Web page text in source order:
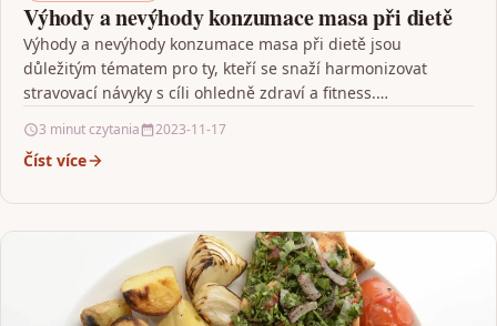
Výhody a nevýhody konzumace masa při dietě
Výhody a nevýhody konzumace masa při dietě jsou
důležitým tématem pro ty, kteří se snaží harmonizovat
stravovací návyky s cíli ohledně zdraví a fitness.…
3 minut czytania 2023-11-17
Číst více